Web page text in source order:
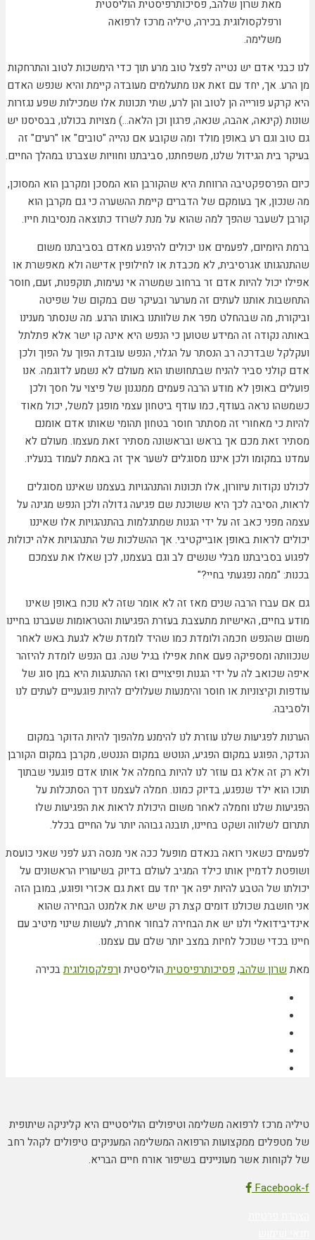
מאת שרון שלהב, פסיכותרפיסטית הוליסטית
ורפלקסולוגית בכירה, טיליה מרכז לרפואה
משלימה.
לנו כבני אדם יש נטייה לפצל טוב מרע תוך כדי הימשכות לטוב והתרחקות
מן הרע. אך, יחד עם זאת אנו מתעלמים מעובדה קיימת והיא שנפש האדם
היא קרקע פורייה הן לטוב והן לרע, שתי תכונות אלו שמכילות שפע נגזרות
שונות (קינאה, אהבה, שנאה, פרגון וכן הלאה…) מצויות בכולנו, בבסיסנו יש
גם טוב וגם רע באופן מולד ומה שקובע אם נהייה "טובים" או "רעים" זה
בעיקר בית הגידול שלנו, משפחתנו, סביבתנו וחוויות שצברנו במהלך החיים.
כיום הפרספקטיבה הרווחת היא שהקורבן הוא המסכן ומקרבן הוא המסוכן,
מה שנכון, אך בעומקם של הדברים קיימת ההשערה כי גם מקרבן הוא
קורבן לשעבר שהפך למה שהוא על מנת לשרוד כתוצאה מנסיבות חייו.
ברמת היומיום, לפעמים אנו יכולים להיפגע מאדם בסביבתנו משום
שהתנהגותו אגרסיבית, לא מכבדת או לחילופין אדישה ולא מאפשרת או
אפילו יכול להיות אדם זר ברחוב שמשרה אי נעימות, תוקפנות, זעם, חוסר
התחשבות אותנו לעתים זה מערער ובעיקר שם במקום של שפיטה
וביקורת, מה שבהחלט מפר את שלוותנו באותו הרגע. מה שנסתר מענינו
באותה נקודה זה המידע שטוען כי הנפש היא אינה קו ישר אלא פתלתל
ועקלקל שבדרכה רב הנסתר על הגלוי, הנפש עובדת הפוך על הפוך ולכן
אדם קולני סביר להניח שבתחושתו הוא מעולם לא נשמע לדוגמה. אנו
פועלים באופן לא מודע הרבה פעמים ממנגנון של פיצוי על חסך ולכן
כשמשהו נראה בעודף, כמו עודף ביטחון עצמי מופגן למשל, יכול מאוד
להיות כי מאחורי זה מסתתר חוסר בטחון תהומי שאותו אדם אומנם
מסתיר זאת מכם אך בראש ובראשונה מסתיר זאת מעצמו. מעולם לא
עמדנו במקומו ולכן איננו מסוגלים לשער איך זה באמת לעמוד בנעליו.
לכולנו נקודות עיוורון, אלו תכונות והתנהגויות בעצמנו שאיננו מסוגלים
לראות, הסיבה לכך היא ששוכנת שם פגיעה גדולה ולכן הנפש מגינה על
עצמה מפני כאב זה על ידי הגנות שמתגלמות בהתנהגויות אלו שאיננו
יכולים לראות באופן אובייקטיבי. אך ההשלכות של התנהגויות אלה יכולות
לפגוע בסביבתנו מבלי שנשים לב וגם בעצמנו, לכן שאלו את עצמכם
בכנות: "ממה נפגעתי בחיי?"
גם אם עברו הרבה שנים מאז זה לא אומר שזה לא נוכח באופן שאינו
מודע בחיים, האישיות מתעצבת בעזרת הפגיעות והטראומות שעברנו בחיינו
משום שהנפש חכמה ולומדת כמו שהיד לומדת שלא לגעת באש לאחר
שנכוותה ומספיקה פעם אחת אפילו בגיל שנה. גם הנפש לומדת להיזהר
איפה שכואב לה על ידי הגנות ופיצויים ואז ההתנהגות היא במן סוג של
עודפות וקיצוניות או חוסר והימנעות שעלולים להיות פוגעניים לעתים לנו
ולסביבה.
הערנות לפגיעות שלנו עוזרת לנו להימנע מלהפוך להיות הדוקר במקום
הנדקר, הפוגע במקום הפגיע, הנוטש במקום הננטש, מקרבן במקום הקורבן
ולא רק זה אלא גם עוזר לנו להיות בחמלה אל אותו אדם פוגעני שבתוך
תוכו הוא ילד שנפגע, בדיוק כמונו. חמלה לעצמנו דרך הסתכלות על
הפגיעות שלנו וחמלה לאחר משום היכולת לראות את הפגיעות שלו
תתרום לשלווה ושקט בחיינו, תובנה גבוהה יותר על החיים בכלל.
לפעמים כשאני רואה בנאדם מופעל ככה אני מנסה רגע לפני שאני כועסת
ושופטת לדמיין אותו כילד המגיב לעולם בדיוק בשיעוריו הראשונים על
יכולתו של הטבע להיות יפה אך יחד עם זאת גם אכזרי ופוגע, במובן הזה
אני חושבת שכולנו דומים קצת רק שיש את אלמנט הבחירה שהוא
אינדיבידואלי ולנו יש את הבחירה לבחור אחרת, לעשות שינוי מיטיב עם
חיינו בכדי שנוכל לחיות במצב יותר שלם עם עצמנו.
מאת שרון שלהב, פסיכותרפיסטית הוליסטית ורפלקסולוגיתבכירה
טיליה מרכז לרפואה משלימה וטיפולים הוליסטיים היא קליניקה שיתופית
של מטפלים ממקצועות הרפואה המשלימה המעניקים טיפולים לקהל רחב
של לקוחות אשר מעוניינים בשיפור אורח חיים הבריא.
Facebook-f